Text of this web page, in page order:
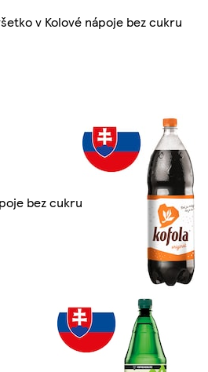
v Kolové nápoje bez cukru
bez cukru